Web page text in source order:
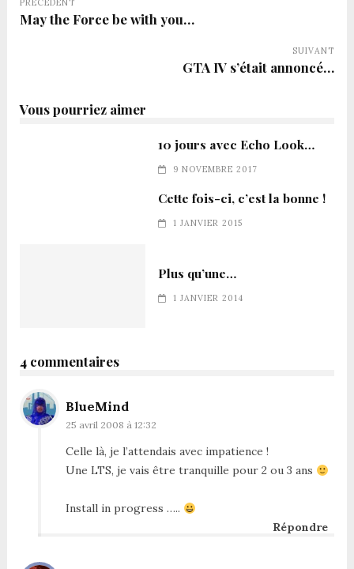
PRÉCÉDENT
May the Force be with you…
SUIVANT
GTA IV s’était annoncé…
Vous pourriez aimer
10 jours avec Echo Look…
9 NOVEMBRE 2017
Cette fois-ci, c’est la bonne !
1 JANVIER 2015
Plus qu’une…
1 JANVIER 2014
4 commentaires
BlueMind
25 avril 2008 à 12:32
Celle là, je l’attendais avec impatience !
Une LTS, je vais être tranquille pour 2 ou 3 ans
Install in progress …..
Répondre